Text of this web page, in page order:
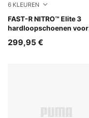
6 KLEUREN
FAST-R NITRO™ Elite 3
hardloopschoenen voor
Ultra Red-Inky Depths
299,95 €